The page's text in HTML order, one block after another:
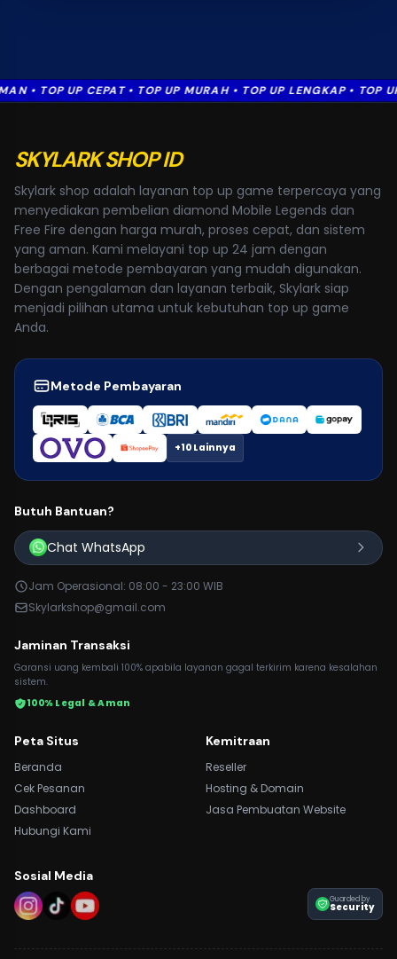
TOP UP CEPAT • TOP UP MURAH • TOP UP LENGKAP • TOP UP
SKYLARK SHOP ID
Skylark shop adalah layanan top up game terpercaya yang
menyediakan pembelian diamond Mobile Legends dan
Free Fire dengan harga murah, proses cepat, dan sistem
yang aman. Kami melayani top up 24 jam dengan
berbagai metode pembayaran yang mudah digunakan.
Dengan pengalaman dan layanan terbaik, Skylark siap
menjadi pilihan utama untuk kebutuhan top up game
Anda.
Metode Pembayaran
+10 Lainnya
Butuh Bantuan?
Chat WhatsApp
Jam Operasional: 08:00 - 23:00 WIB
Skylarkshop@gmail.com
Jaminan Transaksi
Garansi uang kembali 100% apabila layanan gagal terkirim karena kesalahan
sistem.
100% Legal & Aman
Peta Situs
Beranda
Cek Pesanan
Dashboard
Hubungi Kami
Kemitraan
Reseller
Hosting & Domain
Jasa Pembuatan Website
Sosial Media
Guarded by
Security